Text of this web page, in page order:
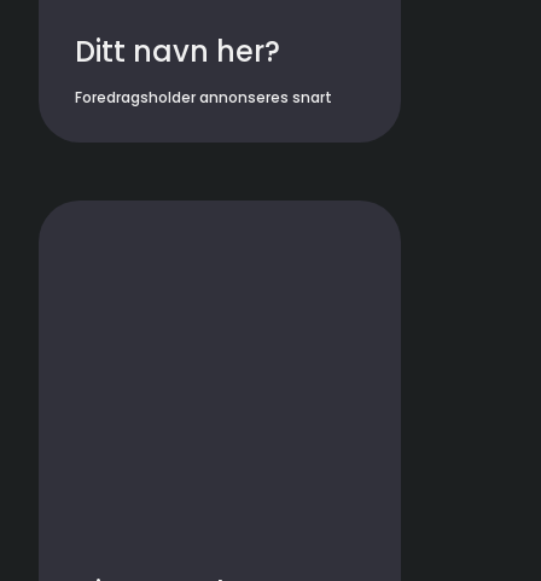
Ditt navn her?
Foredragsholder annonseres snart